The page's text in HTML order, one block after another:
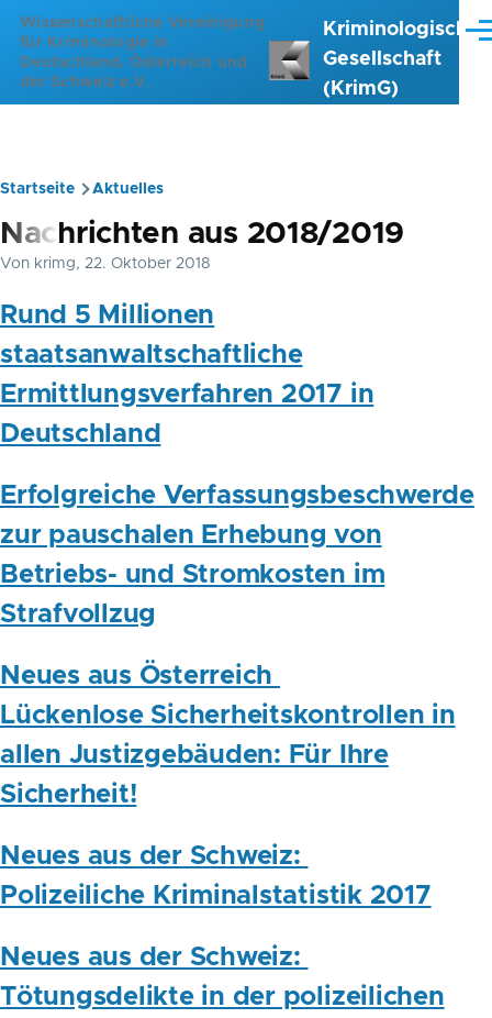
Direkt zum Inhalt
Wissenschaftliche Vereinigung
für Kriminologie in
Deutschland, Österreich und
der Schweiz e.V.
Kriminologische
Gesellschaft
(KrimG)
Pfadnavigation
Startseite Aktuelles
Nachrichten aus 2018/2019
Von krimg, 22. Oktober 2018
Rund 5 Millionen
staatsanwaltschaftliche
Ermittlungsverfahren 2017 in
Deutschland
Erfolgreiche Verfassungsbeschwerde
zur pauschalen Erhebung von
Betriebs- und Stromkosten im
Strafvollzug
Neues aus Österreich
Lückenlose Sicherheitskontrollen in
allen Justizgebäuden: Für Ihre
Sicherheit!
Neues aus der Schweiz:
Polizeiliche Kriminalstatistik 2017
Neues aus der Schweiz:
Tötungsdelikte in der polizeilichen